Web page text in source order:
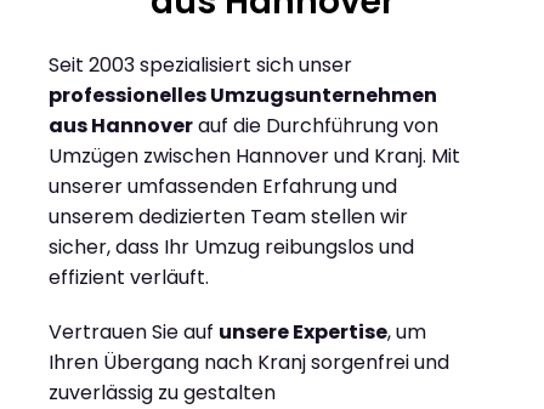
Seit 2003 spezialisiert sich unser
professionelles Umzugsunternehmen
aus Hannoverauf die Durchführung von
Umzügen zwischen Hannover und Kranj. Mit
unserer umfassenden Erfahrung und
unserem dedizierten Team stellen wir
sicher, dass Ihr Umzug reibungslos und
effizient verläuft.
Vertrauen Sie auf unsere Expertise, um
Ihren Übergang nach Kranj sorgenfrei und
zuverlässig zu gestalten